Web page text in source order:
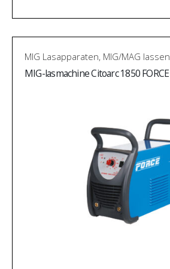
MIG Lasapparaten, MIG/MAG lassen
MIG-lasmachine Citoarc 1850 FORCE